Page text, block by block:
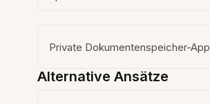
Private Dokumentenspeicher-App
Alternative Ansätze